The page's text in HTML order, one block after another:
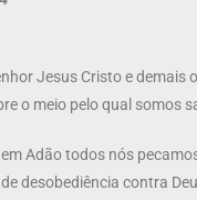
Jesus Cristo e demais
o meio pelo qual somos
Adão todos nós
desobediência contra